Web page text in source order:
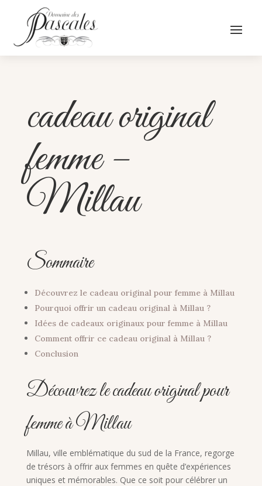
cadeau original
femme –
Millau
Sommaire
Découvrez le cadeau original pour femme à Millau
Pourquoi offrir un cadeau original à Millau ?
Idées de cadeaux originaux pour femme à Millau
Comment offrir ce cadeau original à Millau ?
Conclusion
Découvrez le cadeau original pour
femme à Millau
Millau, ville emblématique du sud de la France, regorge
de trésors à offrir aux femmes en quête d’expériences
uniques et mémorables. Que ce soit pour célébrer un